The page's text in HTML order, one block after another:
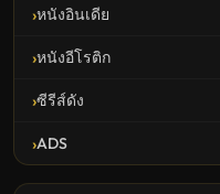
หนังอินเดีย
หนังอีโรติก
ซีรีส์ดัง
ADS